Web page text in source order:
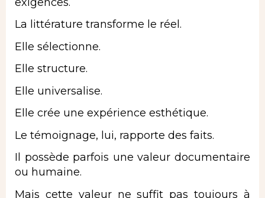
La littérature transforme le réel.
Elle sélectionne.
Elle structure.
Elle universalise.
Elle crée une expérience esthétique.
Le témoignage, lui, rapporte des faits.
Il possède parfois une valeur documentaire
ou humaine.
Mais cette valeur ne suffit pas toujours à